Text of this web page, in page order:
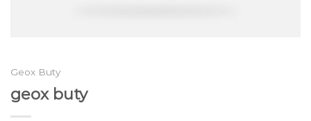
Geox Buty
geox buty